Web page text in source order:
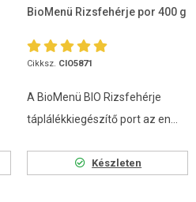
BioMenü Rizsfehérje por 400 g
Cikksz. CIO5871
A BioMenü BIO Rizsfehérje
táplálékkiegészítő port az en...
Készleten